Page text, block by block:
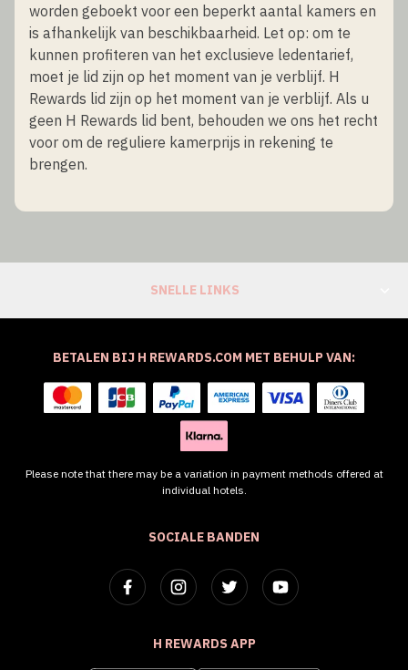
worden geboekt voor een beperkt aantal kamers en
is afhankelijk van beschikbaarheid. Let op: om te
kunnen profiteren van het exclusieve ledentarief,
moet je lid zijn op het moment van je verblijf. H
Rewards lid zijn op het moment van je verblijf. Als u
geen H Rewards lid bent, behouden we ons het recht
voor om de reguliere kamerprijs in rekening te
brengen.
SNELLE LINKS
SOCIALE BANDEN
H REWARDS APP
BETALEN BIJ H REWARDS.COM MET BEHULP VAN:
Please note that there may be a variation in payment methods offered at
individual hotels.